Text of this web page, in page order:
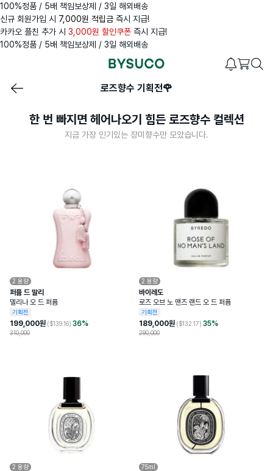
100%정품 / 5배 책임보상제 / 3일 해외배송
신규 회원가입 시 7,000원 적립금 즉시 지급!
카카오 플친 추가 시 3,000원 할인쿠폰 즉시 지급!
100%정품 / 5배 책임보상제 / 3일 해외배송
로즈향수 기획전🌹
한 번 빠지면 헤어나오기 힘든 로즈향수 컬렉션
지금 가장 인기있는 장미향수만 모았습니다.
2 용량
퍼퓸 드 말리
델리나 오 드 퍼퓸
기획전
199,000원 ($139.16) 36%
310,000
2 용량
바이레도
로즈 오브 노 맨즈 랜드 오 드 퍼퓸
기획전
189,000원 ($132.17) 35%
290,000
2 용량 75ml